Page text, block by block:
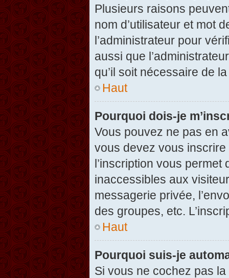
Plusieurs raisons
nom d’utilisateur et mot
l’administrateur pour
aussi que
qu’il soit nécessaire de
Haut
Pourquoi dois-je
Vous pouvez ne pas en
vous devez vous
l’inscription vous
inaccessibles aux
messagerie privée,
des groupes, etc.
Haut
Pourquoi suis-je
Si vous ne cochez pas